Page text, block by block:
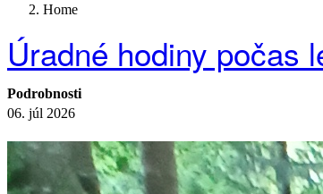
Home
Úradné hodiny počas
Podrobnosti
06. júl 2026